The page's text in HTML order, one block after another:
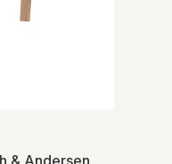
& Andersen